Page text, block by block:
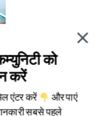
को
करें
एंटर करें
और पाएं
सबसे पहले